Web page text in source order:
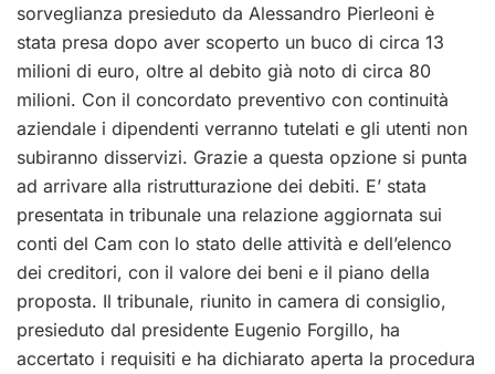
sorveglianza presieduto da Alessandro Pierleoni è
stata presa dopo aver scoperto un buco di circa 13
milioni di euro, oltre al debito già noto di circa 80
milioni. Con il concordato preventivo con continuità
aziendale i dipendenti verranno tutelati e gli utenti non
subiranno disservizi. Grazie a questa opzione si punta
ad arrivare alla ristrutturazione dei debiti. E’ stata
presentata in tribunale una relazione aggiornata sui
conti del Cam con lo stato delle attività e dell’elenco
dei creditori, con il valore dei beni e il piano della
proposta. Il tribunale, riunito in camera di consiglio,
presieduto dal presidente Eugenio Forgillo, ha
accertato i requisiti e ha dichiarato aperta la procedura